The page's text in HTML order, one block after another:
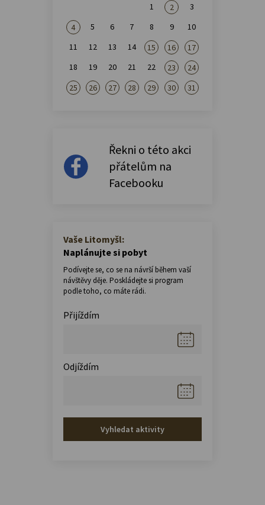
1
2
3
4
5 6 7 8 9
10
11
12 13 14 15 16
17
18
19 20 21 22 23
24
25
26 27 28 29 30 31
Řekni o této akci
přátelům na
Facebooku
Vaše Litomyšl:
Naplánujte si pobyt
Podívejte se, co se na návrší během vaší
návštěvy děje. Poskládejte si program
podle toho, co máte rádi.
Přijíždím
Odjíždím
Vyhledat aktivity